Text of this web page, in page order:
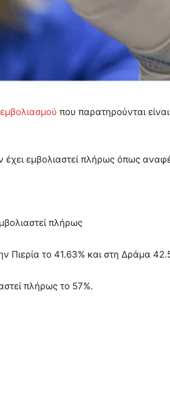
εμβολιασμού που παρατηρούνται είναι
έχει εμβολιαστεί πλήρως όπως
πλήρως
Πιερία το 41.63% και στη Δράμα
πλήρως το 57%.